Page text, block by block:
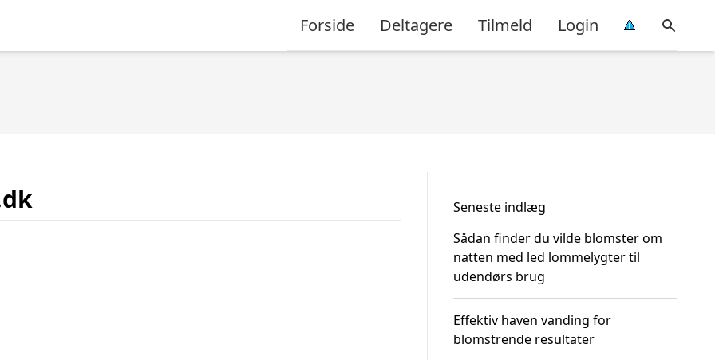
Forside Deltagere Tilmeld Login
Seneste indlæg
Sådan finder du vilde blomster om
natten med led lommelygter til
udendørs brug
Effektiv haven vanding for
blomstrende resultater